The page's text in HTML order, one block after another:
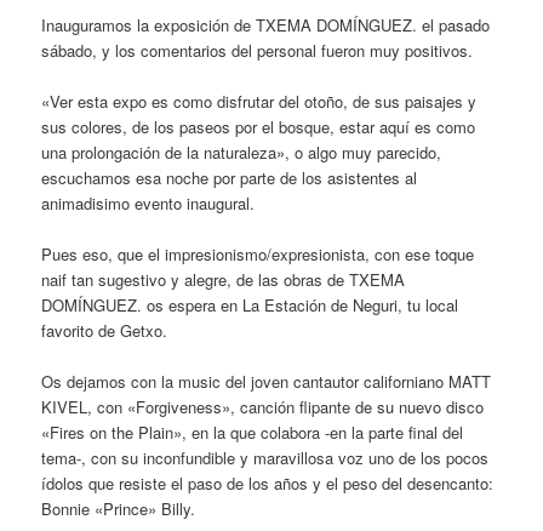
Inauguramos la exposición de TXEMA DOMÍNGUEZ. el pasado
sábado, y los comentarios del personal fueron muy positivos.
«Ver esta expo es como disfrutar del otoño, de sus paisajes y
sus colores, de los paseos por el bosque, estar aquí es como
una prolongación de la naturaleza», o algo muy parecido,
escuchamos esa noche por parte de los asistentes al
animadisimo evento inaugural.
Pues eso, que el impresionismo/expresionista, con ese toque
naif tan sugestivo y alegre, de las obras de TXEMA
DOMÍNGUEZ. os espera en La Estación de Neguri, tu local
favorito de Getxo.
Os dejamos con la music del joven cantautor californiano MATT
KIVEL, con «Forgiveness», canción flipante de su nuevo disco
«Fires on the Plain», en la que colabora -en la parte final del
tema-, con su inconfundible y maravillosa voz uno de los pocos
ídolos que resiste el paso de los años y el peso del desencanto:
Bonnie «Prince» Billy.